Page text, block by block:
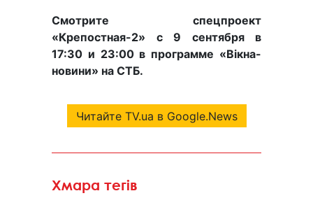
Смотрите спецпроект
«Крепостная-2» с 9 сентября в
17:30 и 23:00 в программе «Вікна-
новини» на СТБ.
Читайте TV.ua в Google.News
Хмара тегів